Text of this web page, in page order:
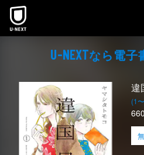
本文へスキップ
U-NEXTなら電⼦
違
(1